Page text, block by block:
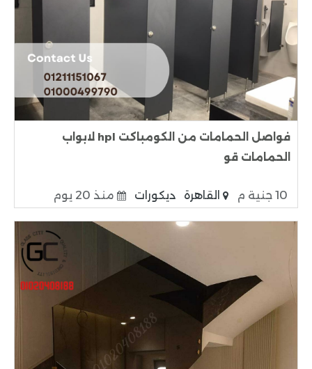
فواصل الحمامات من الكومباكت hpl لابواب
الحمامات قو
10 جنية م القاهرة ديكورات منذ 20 يوم